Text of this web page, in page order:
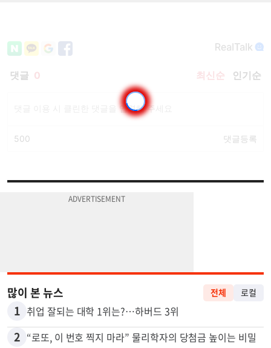
많이 본 뉴스 전체 로컬
1 취업 잘되는 대학 1위는?…하버드 3위
2 “로또, 이 번호 찍지 마라” 물리학자의 당첨금 높이는 비밀